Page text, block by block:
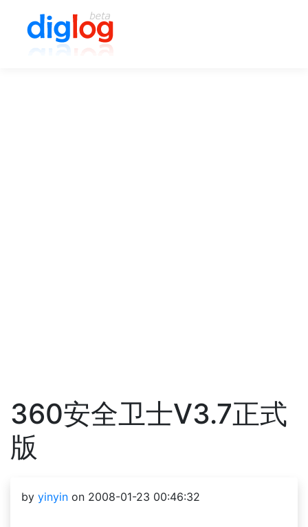
360安全卫士V3.7正式
版
by yinyin on 2008-01-23 00:46:32